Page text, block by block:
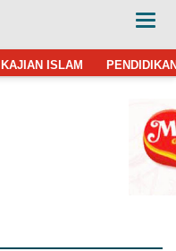
KAJIAN ISLAM